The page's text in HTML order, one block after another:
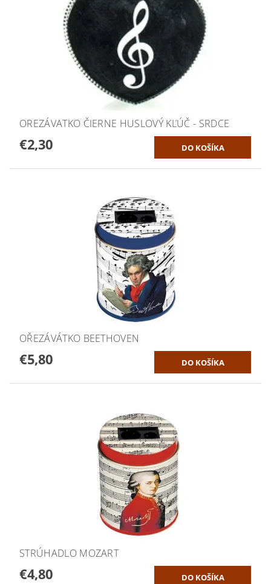
OREZÁVATKO ČIERNE HUSLOVÝ KĽÚČ - SRDCE
€2,30
OŘEZÁVÁTKO BEETHOVEN
€5,80
STRÚHADLO MOZART
€4,80